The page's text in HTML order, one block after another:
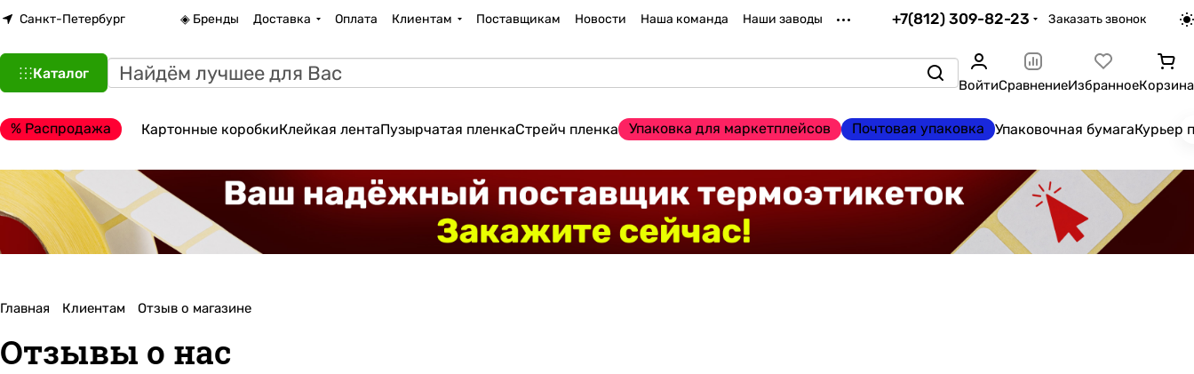
Санкт-Петербург ◈ Бренды Доставка Оплата Клиентам Поставщикам Новости Наша команда Наши заводы +7(812) 309-82-23 Заказать звонок
Каталог
ВойтиСравнениеИзбранноеКорзина
% Распродажа Картонные коробкиКлейкая лентаПузырчатая пленкаСтрейч пленка Упаковка для маркетплейсов Почтовая упаковка Упаковочная бумагаКурьер
Главная Клиентам Отзыв о магазине
Отзывы о нас